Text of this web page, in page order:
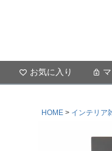
お気に入り
HOME インテリア